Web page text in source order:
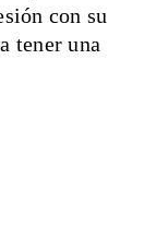
con su
tener una